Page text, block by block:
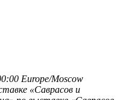
Europe/Moscow
«Саврасов и